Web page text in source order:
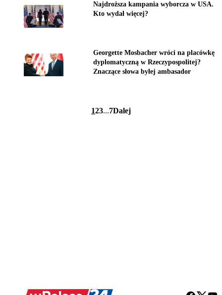
Najdroższa kampania wyborcza w USA.
Kto wydał więcej?
Georgette Mosbacher wróci na placówkę
dyplomatyczną w Rzeczypospolitej?
Znaczące słowa byłej ambasador
123...7Dalej